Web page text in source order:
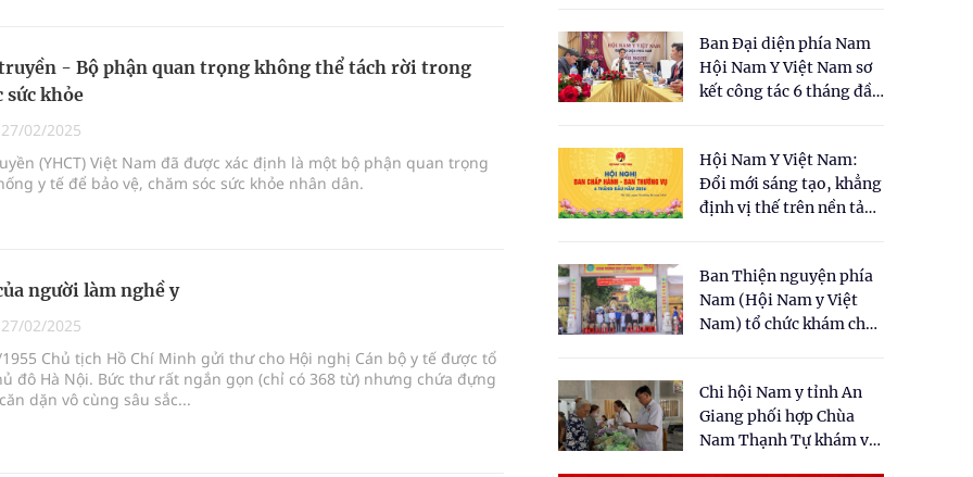
truyền - Bộ phận quan trọng không thể tách rời trong
sức khỏe
27/02/2025
(YHCT) Việt Nam đã được xác định là một bộ phận quan trọng
y tế để bảo vệ, chăm sóc sức khỏe nhân dân.
người làm nghề y
27/02/2025
Chủ tịch Hồ Chí Minh gửi thư cho Hội nghị Cán bộ y tế được tổ
đô Hà Nội. Bức thư rất ngắn gọn (chỉ có 368 từ) nhưng chứa đựng
dặn vô cùng sâu sắc...
cho Luật Y dược cổ
truyền Việt Nam"
Ban Đại diện phía Nam
Hội Nam Y Việt Nam sơ
kết công tác 6 tháng đầu
Hội Nam Y Việt Nam:
Đổi mới sáng tạo, khẳng
định vị thế trên nền tảng
Ban Thiện nguyện phía
Nam (Hội Nam y Việt
Nam) tổ chức khám chữa
dân tại xã Tân Tập
Chi hội Nam y tỉnh An
Giang phối hợp Chùa
Nam Thạnh Tự khám và